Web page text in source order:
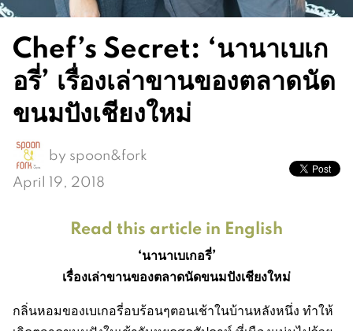
Chef’s Secret: ‘นานาเบเก
อรี่’ เรื่องเล่าขานของตลาดนัด
ขนมปังเชียงใหม่
by spoon&fork
April 19, 2018
Read this article in English
‘นานาเบเกอรี่’
เรื่องเล่าขานของตลาดนัดขนมปังเชียงใหม่
กลิ่นหอมของเบเกอรี่อบร้อนๆตอนเช้าในบ้านหลังหนึ่ง ทำให้